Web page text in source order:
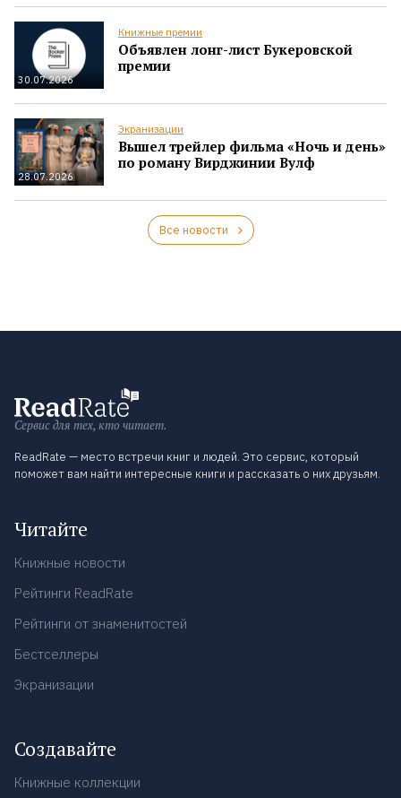
30.07.2026
Книжные премии
Объявлен лонг-лист Букеровской
премии
28.07.2026
Экранизации
Вышел трейлер фильма «Ночь и день»
по роману Вирджинии Вулф
Все новости
Сервис для тех, кто читает.
ReadRate — место встречи книг и людей. Это сервис, который
поможет вам найти интересные книги и рассказать о них друзьям.
Читайте
Книжные новости
Рейтинги ReadRate
Рейтинги от знаменитостей
Бестселлеры
Экранизации
Создавайте
Книжные коллекции